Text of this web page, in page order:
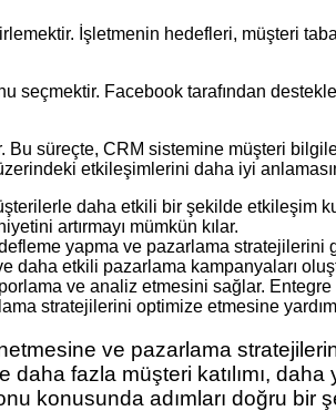
İşletmenin hedefleri, müşteri
seçmektir. Facebook tarafından
süreçte, CRM sistemine müşteri
etkileşimlerini daha iyi
daha etkili bir şekilde etkileşim
artırmayı mümkün kılar.
yapma ve pazarlama stratejilerini
daha etkili pazarlama kampanyaları
ve analiz etmesini sağlar.
stratejilerini optimize etmesine
ve pazarlama
fazla müşteri katılımı,
konusunda adımları doğru bir